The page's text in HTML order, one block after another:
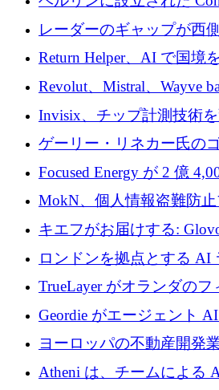
に買収される
レーダーのギャップが西
そしてベルリンのチップ
れを埋める
Return Helper、AI で国境
の返品を利益に変えるシ
ルを調達
Revolut、Mistral、Wayve
Europe」キャンペーン
Invisix、チップ計測技術
2,000 万ユーロのシードラ
ゲーリー・リネカー氏の
事業を開始
Focused Energy が 2 億
TrueLayer が In3 を買収、
を奪還
MokN、個人情報盗難防
の成長のためにシリーズ
調達
キエフがお届けする:
イナで最も急速に成長す
ように拡大したか
ロンドンを拠点とする AI
5,000 万ドルの資金調達で
TrueLayer がオランダの
収、チェックアウト時に
Geordie がエージェント
ガバナンスをもたらすた
ヨーロッパの不動産開発
目を向けているため、
1億ユーロを突破
Atheni は、チームによる